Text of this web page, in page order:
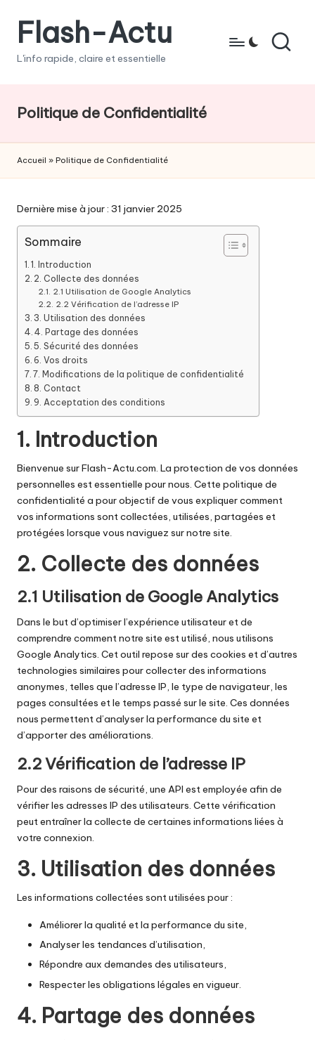
content
Flash-Actu
L'info rapide, claire et essentielle
Politique de Confidentialité
Accueil » Politique de Confidentialité
Dernière mise à jour : 31 janvier 2025
Sommaire
1. Introduction
2. Collecte des données
2.1 Utilisation de Google Analytics
2.2 Vérification de l’adresse IP
3. Utilisation des données
4. Partage des données
5. Sécurité des données
6. Vos droits
7. Modifications de la politique de confidentialité
8. Contact
9. Acceptation des conditions
1. Introduction
Bienvenue sur Flash-Actu.com. La protection de vos données
personnelles est essentielle pour nous. Cette politique de
confidentialité a pour objectif de vous expliquer comment
vos informations sont collectées, utilisées, partagées et
protégées lorsque vous naviguez sur notre site.
2. Collecte des données
2.1 Utilisation de Google Analytics
Dans le but d’optimiser l’expérience utilisateur et de
comprendre comment notre site est utilisé, nous utilisons
Google Analytics. Cet outil repose sur des cookies et d’autres
technologies similaires pour collecter des informations
anonymes, telles que l’adresse IP, le type de navigateur, les
pages consultées et le temps passé sur le site. Ces données
nous permettent d’analyser la performance du site et
d’apporter des améliorations.
2.2 Vérification de l’adresse IP
Pour des raisons de sécurité, une API est employée afin de
vérifier les adresses IP des utilisateurs. Cette vérification
peut entraîner la collecte de certaines informations liées à
votre connexion.
3. Utilisation des données
Les informations collectées sont utilisées pour :
Améliorer la qualité et la performance du site,
Analyser les tendances d’utilisation,
Répondre aux demandes des utilisateurs,
Respecter les obligations légales en vigueur.
4. Partage des données